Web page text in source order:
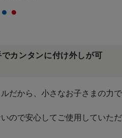
カンタンに付け外しが可
だから、小さなお子さまの力で
ので安心してご使用していただ